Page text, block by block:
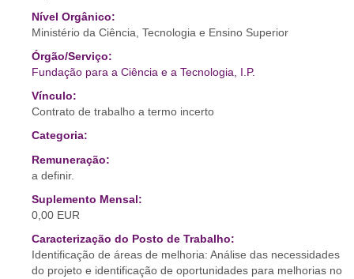
Nível Orgânico:
Ministério da Ciência, Tecnologia e Ensino Superior
Órgão/Serviço:
Fundação para a Ciência e a Tecnologia, I.P.
Vínculo:
Contrato de trabalho a termo incerto
Categoria:
Remuneração:
a definir.
Suplemento Mensal:
0,00 EUR
Caracterização do Posto de Trabalho:
Identificação de áreas de melhoria: Análise das necessidades
do projeto e identificação de oportunidades para melhorias no